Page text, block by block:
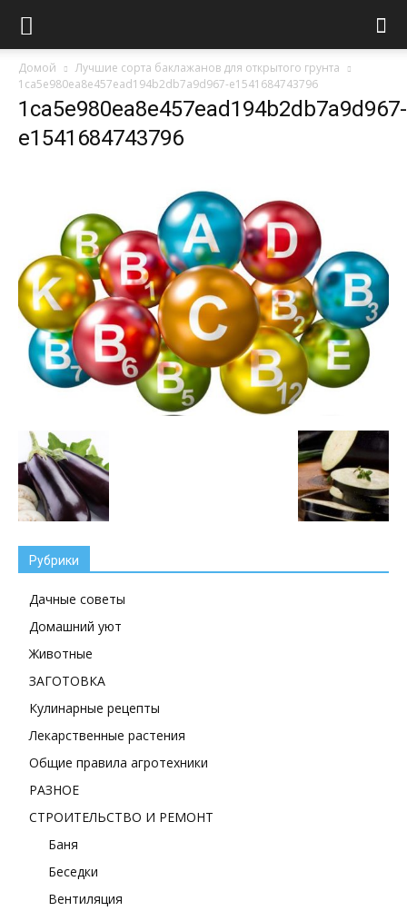
Домой
Лучшие сорта баклажанов для открытого грунта
1ca5e980ea8e457ead194b2db7a9d967-e1541684743796
1ca5e980ea8e457ead194b2db7a9d967-
e1541684743796
Рубрики
Дачные советы
Домашний уют
Животные
ЗАГОТОВКА
Кулинарные рецепты
Лекарственные растения
Общие правила агротехники
РАЗНОЕ
СТРОИТЕЛЬСТВО И РЕМОНТ
Баня
Беседки
Вентиляция